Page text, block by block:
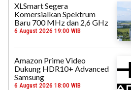
XLSmart Segera
Komersialkan Spektrum
Baru 700 MHz dan 2,6 GHz
6 August 2026 19:00 WIB
Amazon Prime Video
Dukung HDR10+ Advanced
Samsung
6 August 2026 18:00 WIB